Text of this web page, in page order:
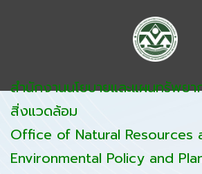
สำนักงานนโยบายและแผนทรัพยา
สิ่งแวดล้อม
Office of Natural Resources
Environmental Policy and